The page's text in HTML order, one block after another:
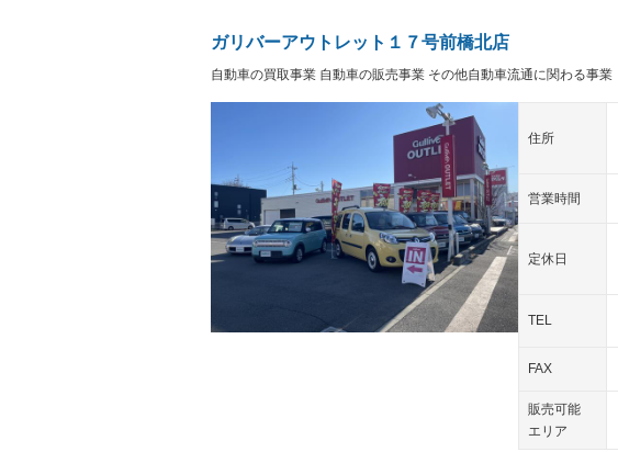
Bluetooth接続 100V電源
－
ー
革シート
LEDヘッドランプ － HID(キセノンライト) －
エアロ
パワーシート
フルフラットシート － チップアップシート
シートヒーター － ウォークスルー
シートエアコン
－ エアサスペンション
ガリバーアウトレット１７号前橋北店
自動車の買取事業 自動車の販売事業 その他自動車流通に関わる事業
住所
営業時間
定休日
TEL
FAX
販売可能
エリア